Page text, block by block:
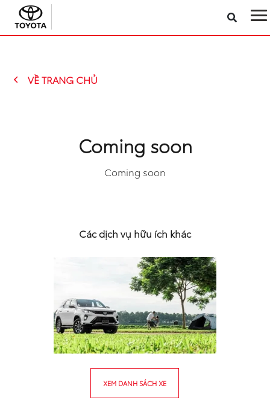
Công nghệ
Dự toán chi phí
Đăng kí lái thử
VỀ TRANG CHỦ
Coming soon
Coming soon
Các dịch vụ hữu ích khác
XEM DANH SÁCH XE